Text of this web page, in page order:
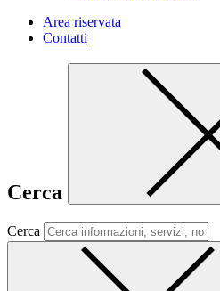
Area riservata
Contatti
Cerca
Cerca